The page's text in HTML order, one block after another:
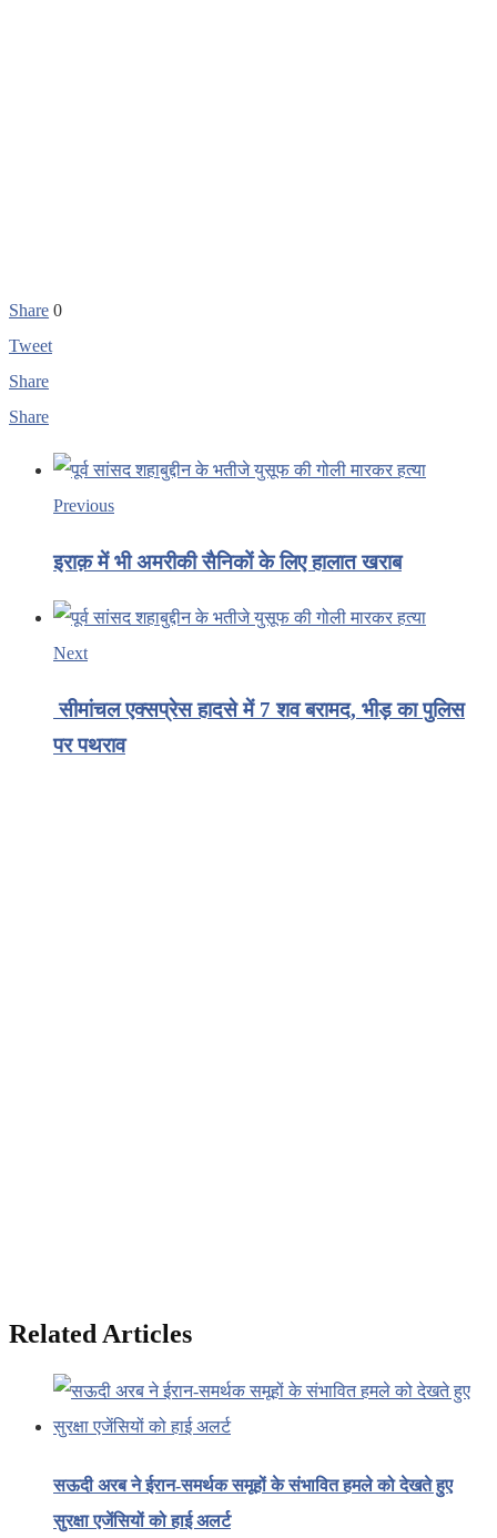
Share 0
Tweet
Share
Share
Previous
इराक़ में भी अमरीकी सैनिकों के लिए हालात खराब
Next
सीमांचल एक्सप्रेस हादसे में 7 शव बरामद, भीड़ का पुलिस
पर पथराव
Related Articles
सऊदी अरब ने ईरान-समर्थक समूहों के संभावित हमले को देखते हुए
सुरक्षा एजेंसियों को हाई अलर्ट